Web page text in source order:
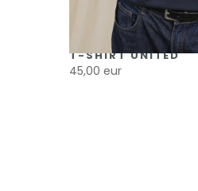
T-SHIRT UNITED
45,00 eur